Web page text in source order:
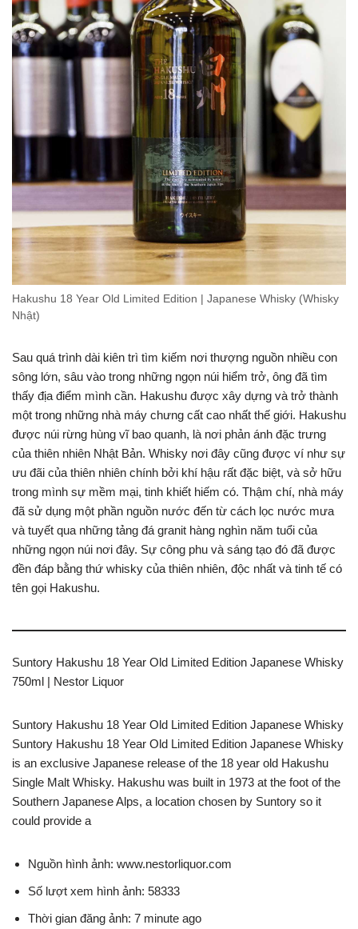
Hakushu 18 Year Old Limited Edition | Japanese Whisky (Whisky
Nhật)
Sau quá trình dài kiên trì tìm kiếm nơi thượng nguồn nhiều con
sông lớn, sâu vào trong những ngọn núi hiểm trở, ông đã tìm
thấy địa điểm mình cần. Hakushu được xây dựng và trở thành
một trong những nhà máy chưng cất cao nhất thế giới. Hakushu
được núi rừng hùng vĩ bao quanh, là nơi phản ánh đặc trưng
của thiên nhiên Nhật Bản. Whisky nơi đây cũng được ví như sự
ưu đãi của thiên nhiên chính bởi khí hậu rất đặc biệt, và sở hữu
trong mình sự mềm mại, tinh khiết hiếm có. Thậm chí, nhà máy
đã sử dụng một phần nguồn nước đến từ cách lọc nước mưa
và tuyết qua những tảng đá granit hàng nghìn năm tuổi của
những ngọn núi nơi đây. Sự công phu và sáng tạo đó đã được
đền đáp bằng thứ whisky của thiên nhiên, độc nhất và tinh tế có
tên gọi Hakushu.
Suntory Hakushu 18 Year Old Limited Edition Japanese Whisky
750ml | Nestor Liquor
Suntory Hakushu 18 Year Old Limited Edition Japanese Whisky
Suntory Hakushu 18 Year Old Limited Edition Japanese Whisky
is an exclusive Japanese release of the 18 year old Hakushu
Single Malt Whisky. Hakushu was built in 1973 at the foot of the
Southern Japanese Alps, a location chosen by Suntory so it
could provide a
Nguồn hình ảnh: www.nestorliquor.com
Số lượt xem hình ảnh: 58333
Thời gian đăng ảnh: 7 minute ago